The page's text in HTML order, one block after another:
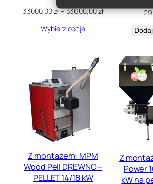
33000,00zł–33600,00złZakres
33600,00 zł
Wybierz opcje
Z montażem: MPM
Wood Pell DREWNO –
PELLET 14/18 kW
Z
Power
kW na